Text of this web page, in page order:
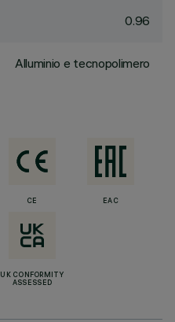
0.96
Alluminio e tecnopolimero
CE EAC
UK CONFORMITY
ASSESSED